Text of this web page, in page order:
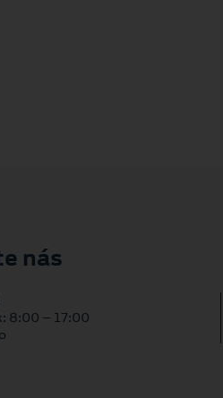
nás
8:00 – 17:00